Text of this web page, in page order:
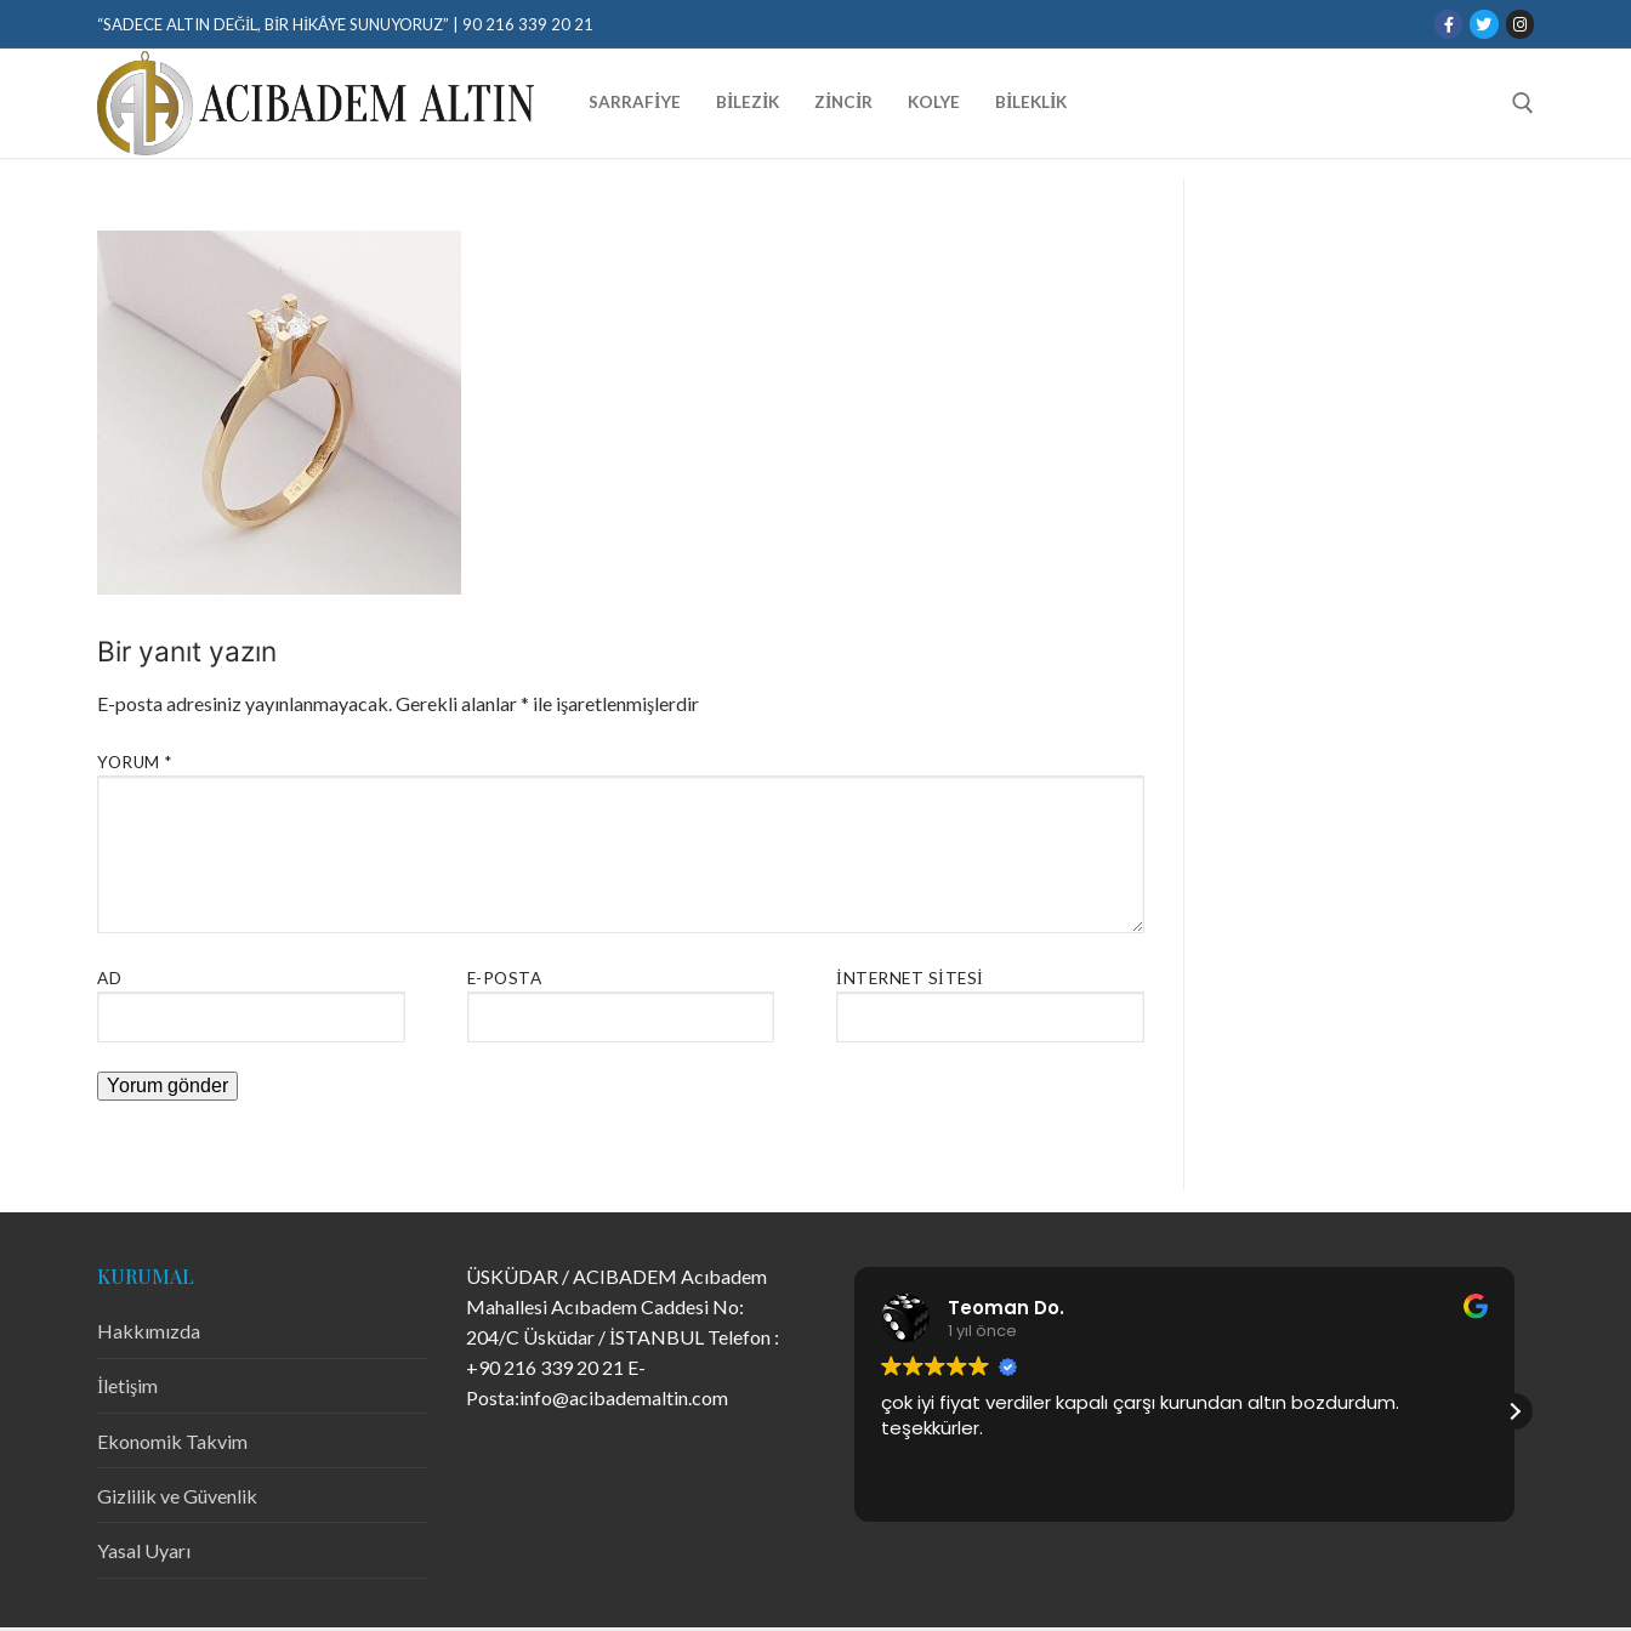
“SADECE ALTIN DEĞIL, BIR HIKÂYE SUNUYORUZ” | 90 216 339 20 21
SARRAFIYE BILEZIK ZINCIR KOLYE BILEKLIK
Bir yanıt yazın
E-posta adresiniz yayınlanmayacak. Gerekli alanlar* ile işaretlenmişlerdir
YORUM *
AD E-POSTA İNTERNET SITESI
KURUMAL
Hakkımızda
İletişim
Ekonomik Takvim
Gizlilik ve Güvenlik
Yasal Uyarı
ÜSKÜDAR / ACIBADEM Acıbadem
Mahallesi Acıbadem Caddesi No:
204/C Üsküdar / İSTANBUL Telefon :
+90 216 339 20 21 E-
Posta:info@acibademaltin.com
Teoman Do.
1 yıl önce
çok iyi fiyat verdiler kapalı çarşı kurundan altın bozdurdum.
teşekkürler.